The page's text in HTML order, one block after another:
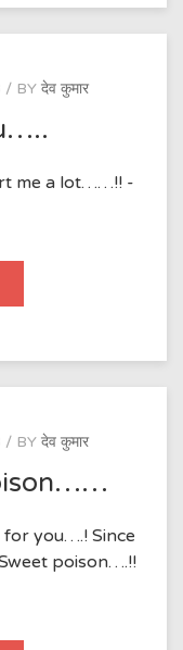
BY देव कुमार
me a lot……!! -
BY देव कुमार
for you….! Since
poison….!!